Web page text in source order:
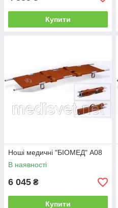
Купити
Ноші медичні "БІОМЕД" А08
В наявності
6 045 ₴
Купити